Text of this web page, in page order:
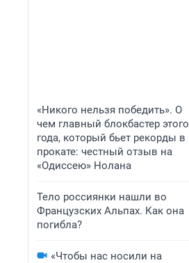
«Никого нельзя победить». О
чем главный блокбастер этого
года, который бьет рекорды в
прокате: честный отзыв на
«Одиссею» Нолана
Тело россиянки нашли во
Французских Альпах. Как она
погибла?
«Чтобы нас носили на